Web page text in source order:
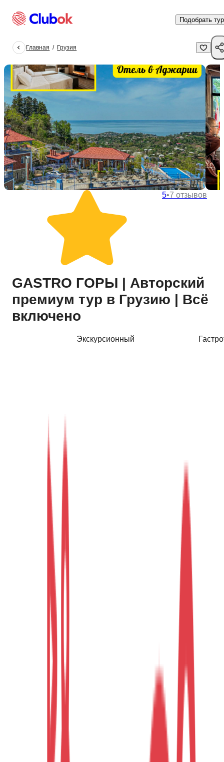
Подобрать тур
Главная / Грузия
5•7 отзывов
Купить тур
GASTRO ГОРЫ | Авторский
премиум тур в Грузию | Всё
включено
Экскурсионный